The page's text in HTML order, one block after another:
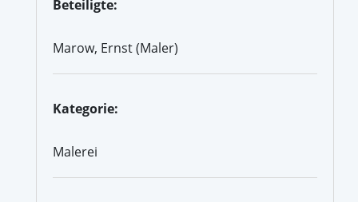
Beteiligte:
Marow, Ernst (Maler)
Kategorie:
Malerei